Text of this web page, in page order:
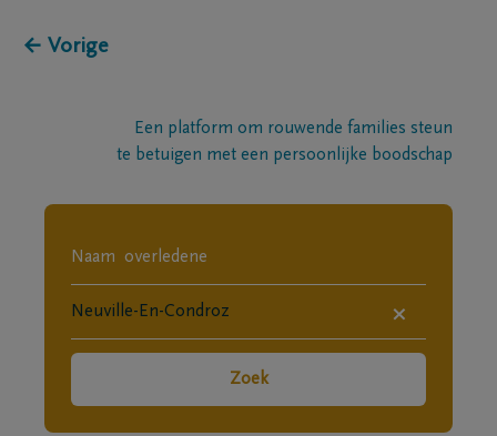
← Vorige
Een platform om rouwende families steun
te betuigen met een persoonlijke boodschap
×
Zoek